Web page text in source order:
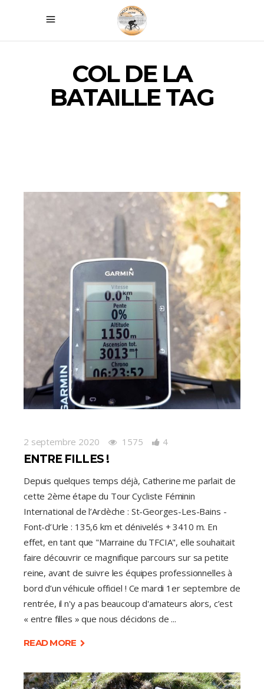
COL DE LA
BATAILLE TAG
2 septembre 2020 1575 4
ENTRE FILLES !
Depuis quelques temps déjà, Catherine me parlait de
cette 2ème étape du Tour Cycliste Féminin
International de l’Ardèche : St-Georges-Les-Bains -
Font-d’Urle : 135,6 km et dénivelés + 3410 m. En
effet, en tant que "Marraine du TFCIA", elle souhaitait
faire découvrir ce magnifique parcours sur sa petite
reine, avant de suivre les équipes professionnelles à
bord d’un véhicule officiel ! Ce mardi 1er septembre de
rentrée, il n'y a pas beaucoup d'amateurs alors, c’est
« entre filles » que nous décidons de
READ MORE